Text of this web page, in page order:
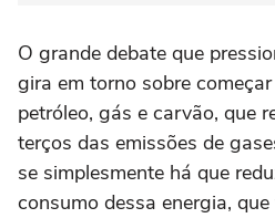
O grande debate que
gira em torno sobre
petróleo, gás e carvão, que
terços das emissões de
se simplesmente há que
consumo dessa energia,